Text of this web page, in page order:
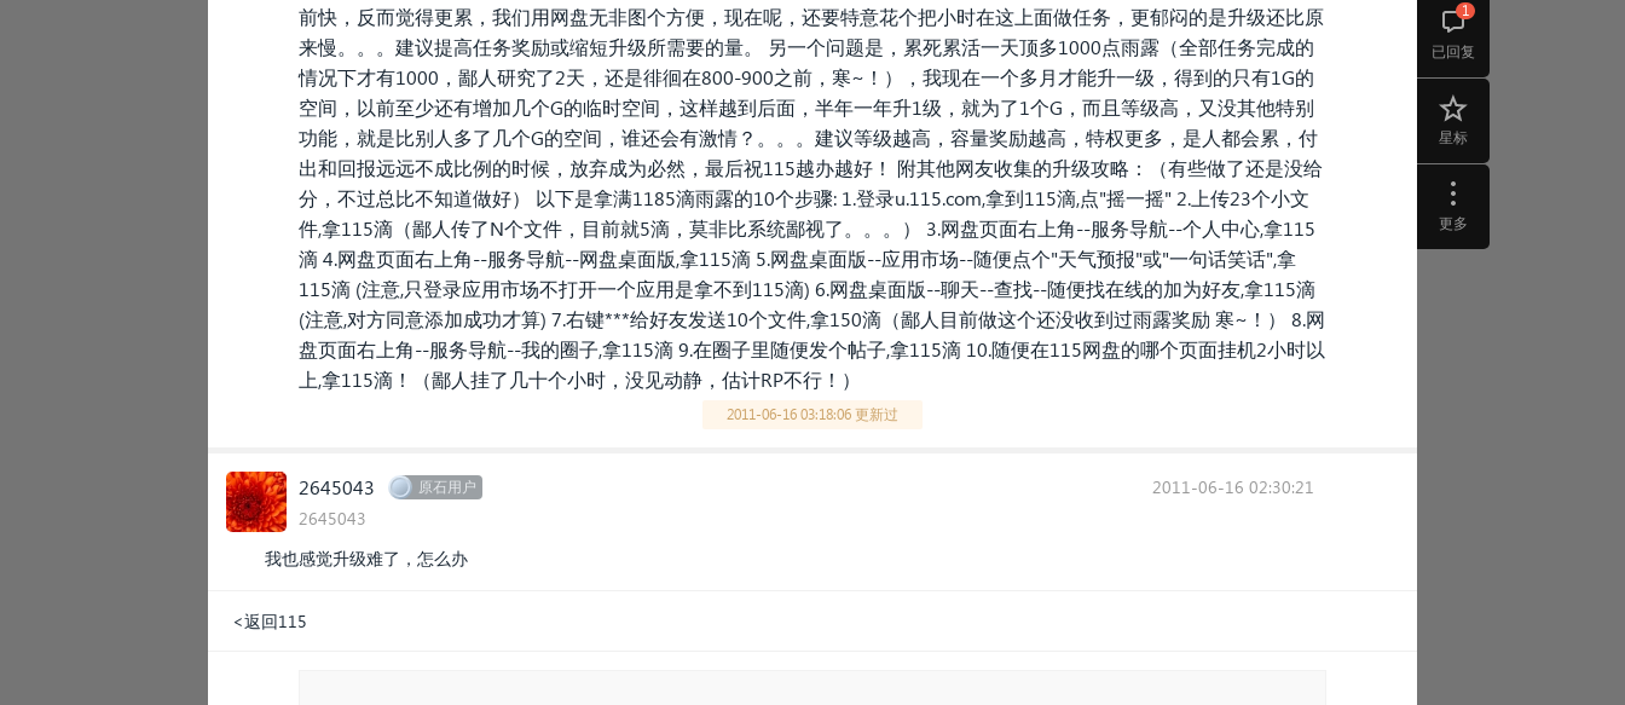
已回复
1
星标
更多
前快，反而觉得更累，我们用网盘无非图个方便，现在呢，还要特意花个把小时在这上面做任务，更郁闷的是升级还比原
来慢。。。建议提高任务奖励或缩短升级所需要的量。 另一个问题是，累死累活一天顶多1000点雨露（全部任务完成的
情况下才有1000，鄙人研究了2天，还是徘徊在800-900之前，寒~！），我现在一个多月才能升一级，得到的只有1G的
空间，以前至少还有增加几个G的临时空间，这样越到后面，半年一年升1级，就为了1个G，而且等级高，又没其他特别
功能，就是比别人多了几个G的空间，谁还会有激情？。。。建议等级越高，容量奖励越高，特权更多，是人都会累，付
出和回报远远不成比例的时候，放弃成为必然，最后祝115越办越好！ 附其他网友收集的升级攻略：（有些做了还是没给
分，不过总比不知道做好） 以下是拿满1185滴雨露的10个步骤: 1.登录u.115.com,拿到115滴,点"摇一摇" 2.上传23个小文
件,拿115滴（鄙人传了N个文件，目前就5滴，莫非比系统鄙视了。。。） 3.网盘页面右上角--服务导航--个人中心,拿115
滴 4.网盘页面右上角--服务导航--网盘桌面版,拿115滴 5.网盘桌面版--应用市场--随便点个"天气预报"或"一句话笑话",拿
115滴 (注意,只登录应用市场不打开一个应用是拿不到115滴) 6.网盘桌面版--聊天--查找--随便找在线的加为好友,拿115滴
(注意,对方同意添加成功才算) 7.右键***给好友发送10个文件,拿150滴（鄙人目前做这个还没收到过雨露奖励 寒~！） 8.网
盘页面右上角--服务导航--我的圈子,拿115滴 9.在圈子里随便发个帖子,拿115滴 10.随便在115网盘的哪个页面挂机2小时以
上,拿115滴！（鄙人挂了几十个小时，没见动静，估计RP不行！）
2011-06-16 03:18:06 更新过
2645043 原石用户
2645043
2011-06-16 02:30:21
我也感觉升级难了，怎么办
<返回115